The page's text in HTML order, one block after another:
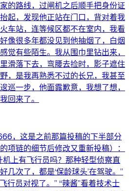
的路线，过闸机之后顺手把身份证
起，发现他正站在门口，背对着我
车站，连等候区都不在室内，我看
像很多年都没见到他抽烟了，白烟
觉有些陌生。我从围巾里钻出来，
滑落下去，弯腰去捡时，影子遮住
，是我再熟悉不过的长兄，我甚至
巡一步，他面露歉意，我想了想，
回来了。
，这是之前那篇投稿的下半部分
项链的细节后修改又重新投稿）：
上有飞行员吗？那种轻型侦察直
几次了，都是‘保龄球头’在驾驶。”
行员对视了。” “辣酱”看着技术士